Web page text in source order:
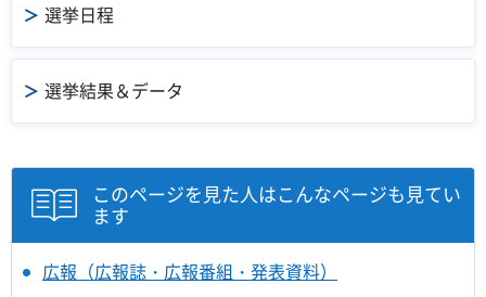
選挙日程
選挙結果＆データ
このページを見た人はこんなページも見てい
ます
広報（広報誌・広報番組・発表資料）